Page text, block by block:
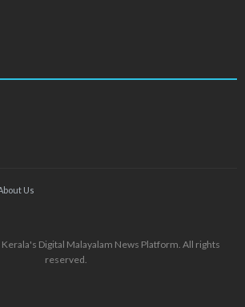
Us
Digital Malayalam News Platform. All rights
reserved.